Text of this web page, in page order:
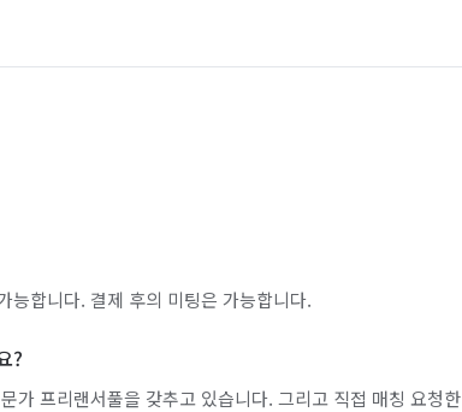
능합니다. 결제 후의 미팅은 가능합니다.
?
가 프리랜서풀을 갖추고 있습니다. 그리고 직접 매칭 요청한